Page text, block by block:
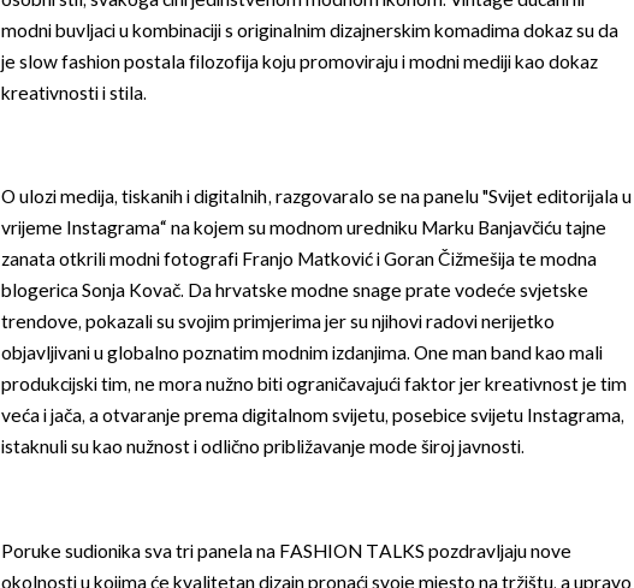
modni buvljaci u kombinaciji s originalnim dizajnerskim komadima dokaz su da
je slow fashion postala filozofija koju promoviraju i modni mediji kao dokaz
kreativnosti i stila.
O ulozi medija, tiskanih i digitalnih, razgovaralo se na panelu "Svijet editorijala u
vrijeme Instagrama“ na kojem su modnom uredniku Marku Banjavčiću tajne
zanata otkrili modni fotografi Franjo Matković i Goran Čižmešija te modna
blogerica Sonja Kovač. Da hrvatske modne snage prate vodeće svjetske
trendove, pokazali su svojim primjerima jer su njihovi radovi nerijetko
objavljivani u globalno poznatim modnim izdanjima. One man band kao mali
produkcijski tim, ne mora nužno biti ograničavajući faktor jer kreativnost je tim
veća i jača, a otvaranje prema digitalnom svijetu, posebice svijetu Instagrama,
istaknuli su kao nužnost i odlično približavanje mode široj javnosti.
Poruke sudionika sva tri panela na FASHION TALKS pozdravljaju nove
okolnosti u kojima će kvalitetan dizajn pronaći svoje mjesto na tržištu, a upravo